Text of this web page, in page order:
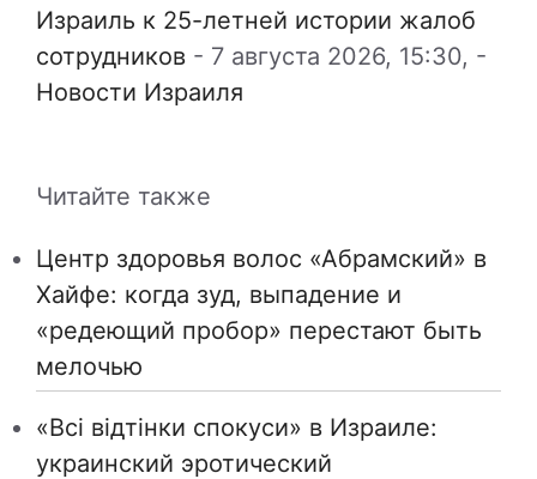
Израиль к 25-летней истории жалоб
сотрудников - 7 августа 2026, 15:30, -
Новости Израиля
Читайте также
Центр здоровья волос «Абрaмский» в
Хайфе: когда зуд, выпадение и
«редеющий пробор» перестают быть
мелочью
«Всі відтінки спокуси» в Израиле:
украинский эротический